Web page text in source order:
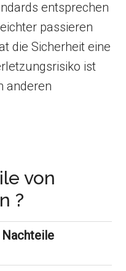
entsprechen
passieren
die Sicherheit eine
ist
anderen
von
?
Nachteile